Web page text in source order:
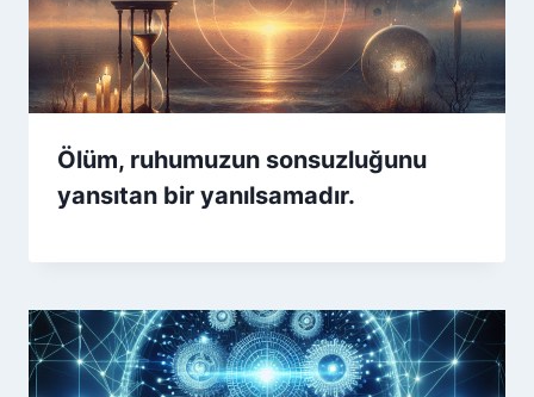
Ölüm, ruhumuzun sonsuzluğunu
yansıtan bir yanılsamadır.